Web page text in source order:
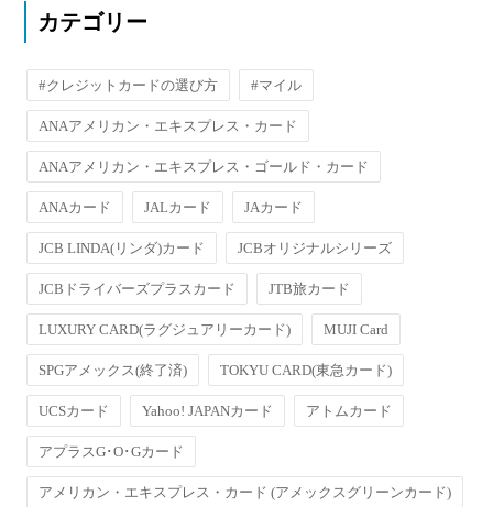
カテゴリー
#クレジットカードの選び方 #マイル
ANAアメリカン・エキスプレス・カード
ANAアメリカン・エキスプレス・ゴールド・カード
ANAカード JALカード JAカード
JCB LINDA(リンダ)カード JCBオリジナルシリーズ
JCBドライバーズプラスカード JTB旅カード
LUXURY CARD(ラグジュアリーカード) MUJI Card
SPGアメックス(終了済) TOKYU CARD(東急カード)
UCSカード Yahoo! JAPANカード アトムカード
アプラスG･O･Gカード
アメリカン・エキスプレス・カード (アメックスグリーンカード)